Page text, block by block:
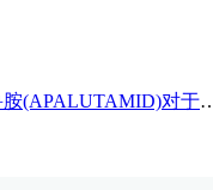
对于前列腺癌患者治疗的可及性和安全性说明